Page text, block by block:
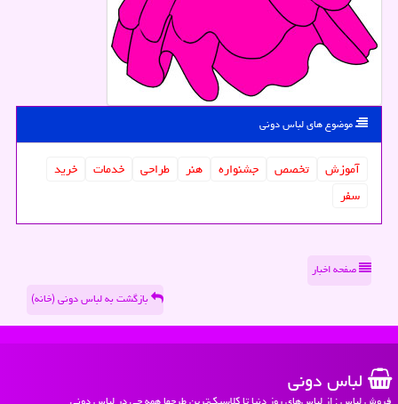
موضوع های لباس دونی
آموزش تخصص جشنواره هنر طراحی خدمات
خرید
سفر
صفحه اخبار
بازگشت به لباس دونی (خانه)
لباس دونی